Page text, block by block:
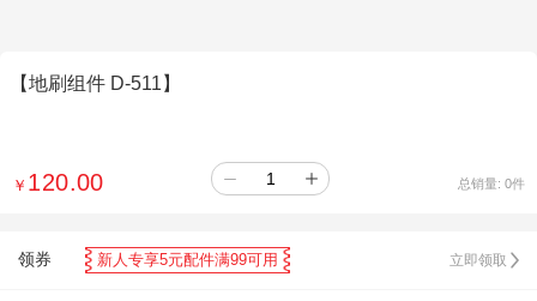
【地刷组件 D-511】
￥ 120.00 总销量: 0件
领券 新人专享5元配件满99可用 立即领取